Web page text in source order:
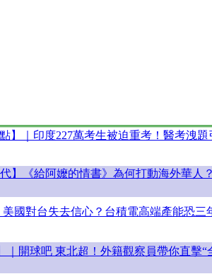
點】｜印度227萬考生被迫重考！醫考洩
代】《給阿嬤的情書》為何打動海外華人
美國對台失去信心？台積電高端產能恐三
｜開球吧 東北超！外籍觀察員帶你直擊